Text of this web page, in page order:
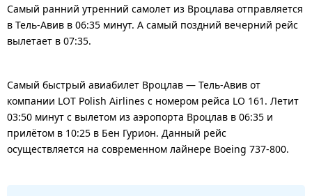
Самый ранний утренний самолет из Вроцлава отправляется
в Тель-Авив в 06:35 минут. А самый поздний вечерний рейс
вылетает в 07:35.
Самый быстрый авиабилет Вроцлав — Тель-Авив от
компании LOT Polish Airlines с номером рейса LO 161. Летит
03:50 минут с вылетом из аэропорта Вроцлав в 06:35 и
прилётом в 10:25 в Бен Гурион. Данный рейс
осуществляется на современном лайнере Boeing 737-800.